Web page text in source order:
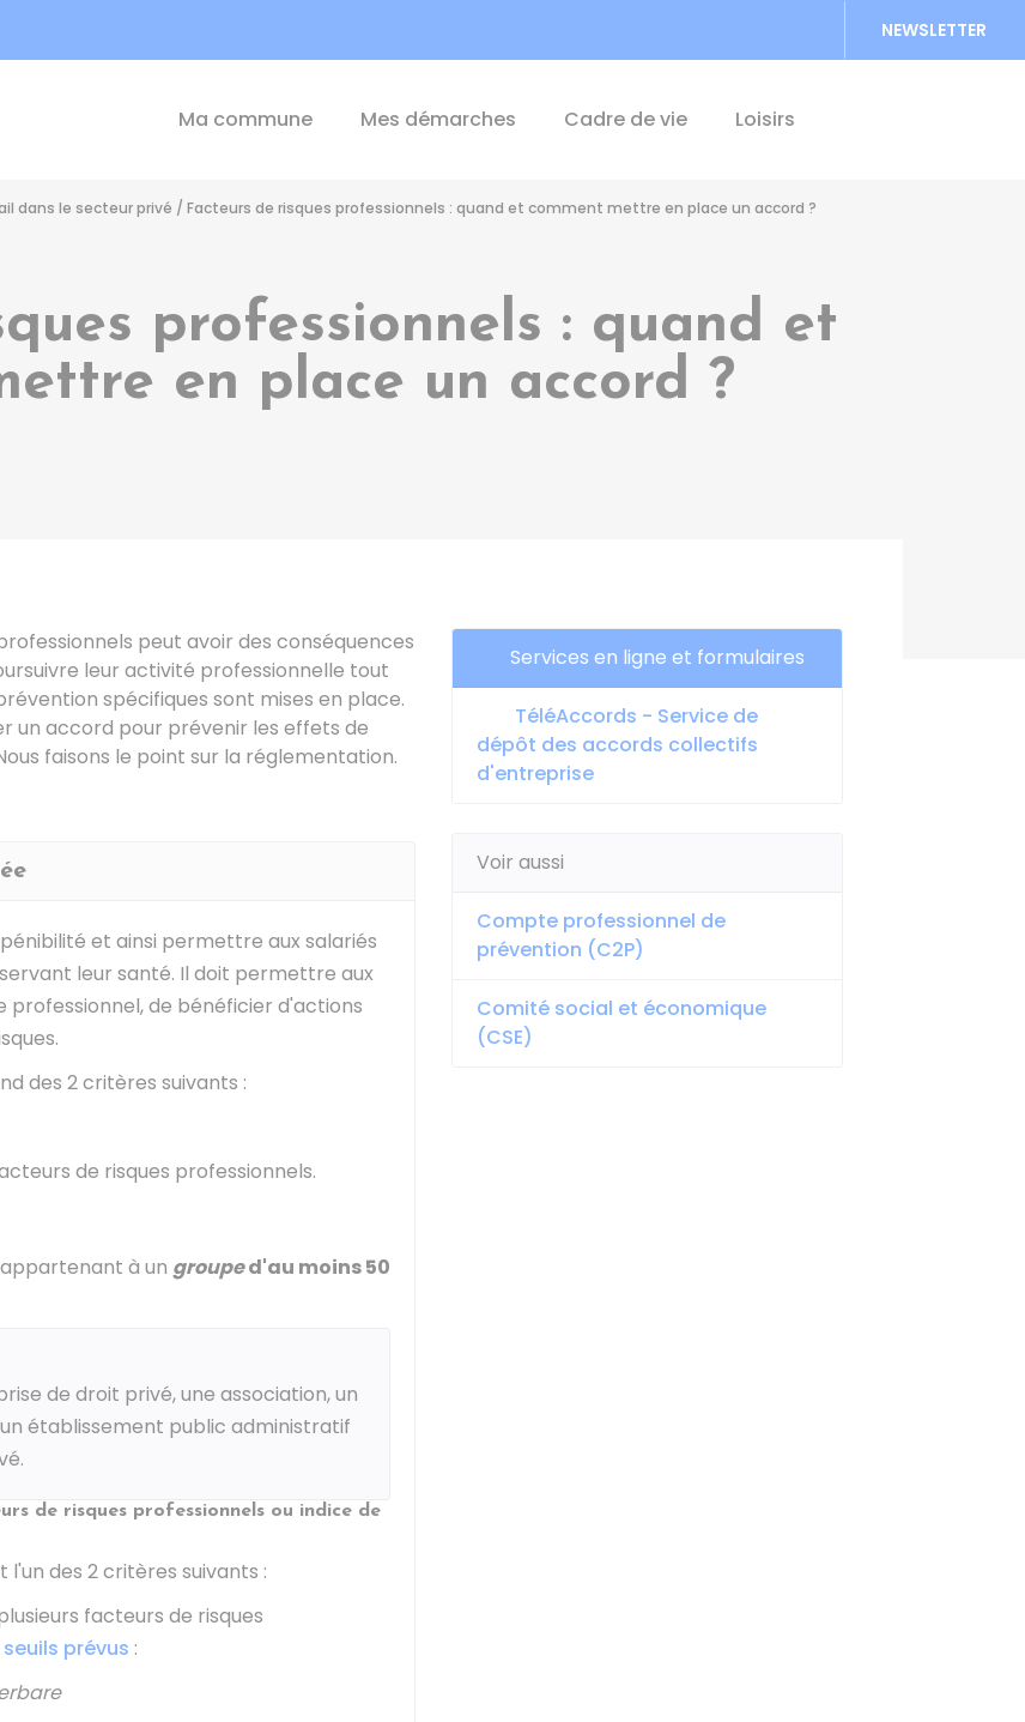
NEWSLETTER
Ma commune Mes démarches Cadre de vie Loisirs
dans le secteur privé / Facteurs de risques professionnels : quand et comment mettre en place un accord ?
professionnels : quand et
en place un accord ?
peut avoir des conséquences
leur activité professionnelle tout
spécifiques sont mises en place.
un accord pour prévenir les effets de
faisons le point sur la réglementation.
et ainsi permettre aux salariés
leur santé. Il doit permettre aux
professionnel, de bénéficier d'actions
des 2 critères suivants :
de risques professionnels.
à un grouped'au moins 50
de droit privé, une association, un
établissement public administratif
de risques professionnels ou indice de
des 2 critères suivants :
facteurs de risques
seuils prévus :
Services en ligne et formulaires
TéléAccords - Service de
dépôt des accords collectifs
d'entreprise
Voir aussi
Compte professionnel de
prévention (C2P)
Comité social et économique
(CSE)